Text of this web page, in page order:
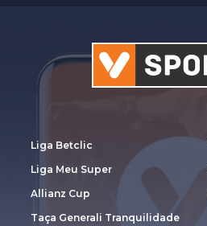
Liga Betclic
Liga Meu Super
Allianz Cup
Taça Generali Tranquilidade